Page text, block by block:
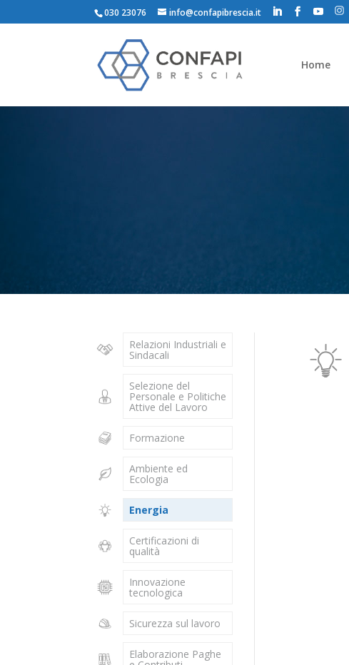
030 23076 info@confapibrescia.it
Home
Relazioni Industriali e
Sindacali
Selezione del
Personale e Politiche
Attive del Lavoro
Formazione
Ambiente ed
Ecologia
Energia
Certificazioni di
qualità
Innovazione
tecnologica
Sicurezza sul lavoro
Elaborazione Paghe